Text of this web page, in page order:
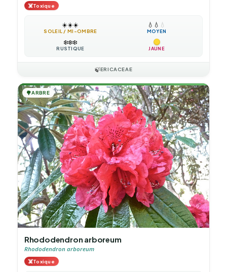
☠️Toxique
☀️☀️☀️
SOLEIL / MI-OMBRE
💧 💧 💧
MOYEN
❄️❄️❄️
RUSTIQUE JAUNE
🍃ERICACEAE
🌳ARBRE
Rhododendron arboreum
Rhododendron arboreum
☠️Toxique